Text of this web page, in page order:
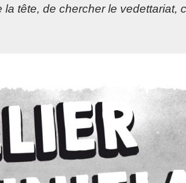
tête, de chercher le vedettariat,